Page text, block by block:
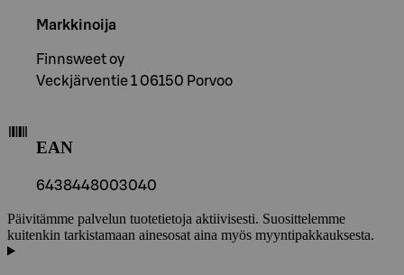
Markkinoija
Finnsweet oy
Veckjärventie 1 06150 Porvoo
EAN
6438448003040
Päivitämme palvelun tuotetietoja aktiivisesti. Suosittelemme
kuitenkin tarkistamaan ainesosat aina myös myyntipakkauksesta.